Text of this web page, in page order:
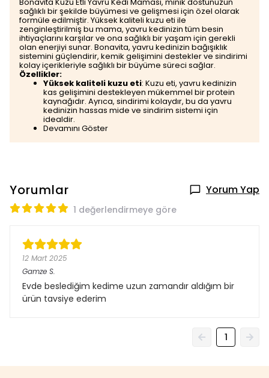
sağlıklı bir şekilde büyümesi ve gelişmesi için özel olarak
formüle edilmiştir. Yüksek kaliteli kuzu eti ile
zenginleştirilmiş bu mama, yavru kedinizin tüm besin
ihtiyaçlarını karşılar ve ona sağlıklı bir yaşam için gerekli
olan enerjiyi sunar. Bonavita, yavru kedinizin bağışıklık
sistemini güçlendirir, kemik gelişimini destekler ve sindirimi
kolay içerikleriyle sağlıklı bir büyüme süreci sağlar.
Özellikler:
Yüksek kaliteli kuzu eti: Kuzu eti, yavru kedinizin
kas gelişimini destekleyen mükemmel bir protein
kaynağıdır. Ayrıca, sindirimi kolaydır, bu da yavru
kedinizin hassas mide ve sindirim sistemi için
idealdir.
Devamını Göster
Yorumlar Yorum Yap
1 değerlendirmeye göre
12 Mart 2025
Gamze S.
Evde beslediğim kedime uzun zamandır aldığım bir
ürün tavsiye ederim
1